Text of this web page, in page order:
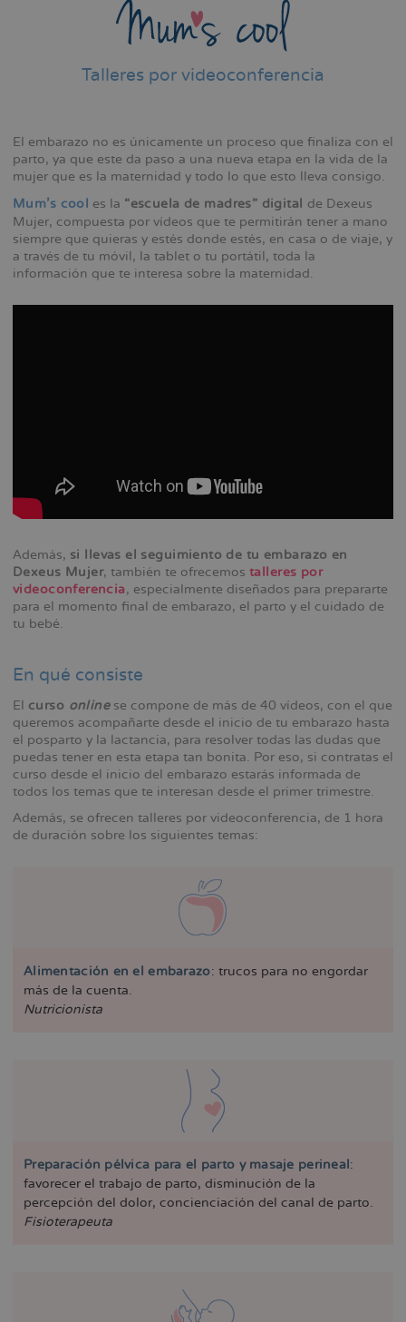
Talleres por videoconferencia
El embarazo no es únicamente un proceso que finaliza con el
parto, ya que este da paso a una nueva etapa en la vida de la
mujer que es la maternidad y todo lo que esto lleva consigo.
Mum’s cool es la “escuela de madres” digital
de Dexeus
Mujer, compuesta por vídeos que te permitirán tener a mano
siempre que quieras y estés donde estés, en casa o de viaje, y
a través de tu móvil, la tablet o tu portátil, toda la
información que te interesa sobre la maternidad.
Además, si llevas el seguimiento de tu embarazo en
Dexeus Mujer, también te ofrecemostalleres por
videoconferencia, especialmente diseñados para prepararte
para el momento final de embarazo, el parto y el cuidado de
tu bebé.
En qué consiste
El curso onlinese compone de más de 40 vídeos, con el que
queremos acompañarte desde el inicio de tu embarazo hasta
el posparto y la lactancia, para resolver todas las dudas que
puedas tener en esta etapa tan bonita. Por eso, si contratas el
curso desde el inicio del embarazo estarás informada de
todos los temas que te interesan desde el primer trimestre.
Además, se ofrecen talleres por videoconferencia, de 1 hora
de duración sobre los siguientes temas:
Alimentación en el embarazo: trucos para no engordar
más de la cuenta.
Nutricionista
Preparación pélvica para el parto y masaje perineal:
favorecer el trabajo de parto, disminución de la
percepción del dolor, concienciación del canal de parto.
Fisioterapeuta